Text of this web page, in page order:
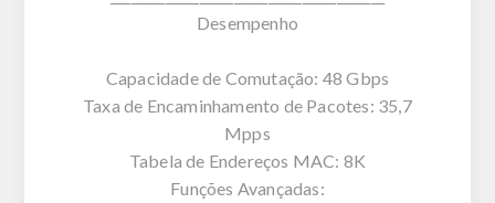
Desempenho
Capacidade de Comutação: 48 Gbps
Taxa de Encaminhamento de Pacotes: 35,7
Mpps
Tabela de Endereços MAC: 8K
Funções Avançadas: